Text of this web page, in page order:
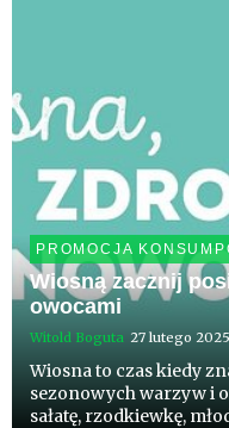
PROMOCJA
Wiosną zacznij
owocami
Witold Boguta 27 lutego 2025
Wiosna to czas kiedy
sezonowych warzyw i
sałatę, rzodkiewkę,